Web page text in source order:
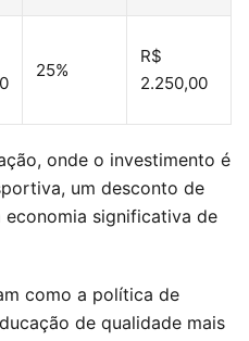
25%
R$
2.250,00
onde o investimento é
um desconto de
economia significativa de
como a política de
de qualidade mais